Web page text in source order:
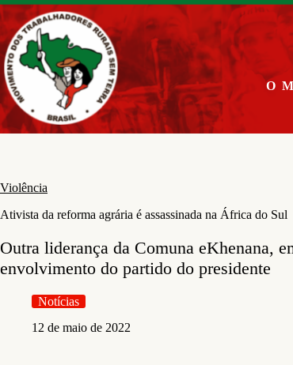
Pular
para
o
conteúdo
O
Violência
Ativista da reforma agrária é assassinada na África do Sul
Outra liderança da Comuna eKhenana,
envolvimento do partido do presidente
Notícias
12 de maio de 2022